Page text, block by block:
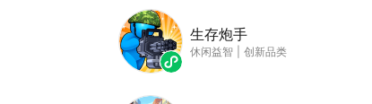
生存炮手
休闲益智 创新品类